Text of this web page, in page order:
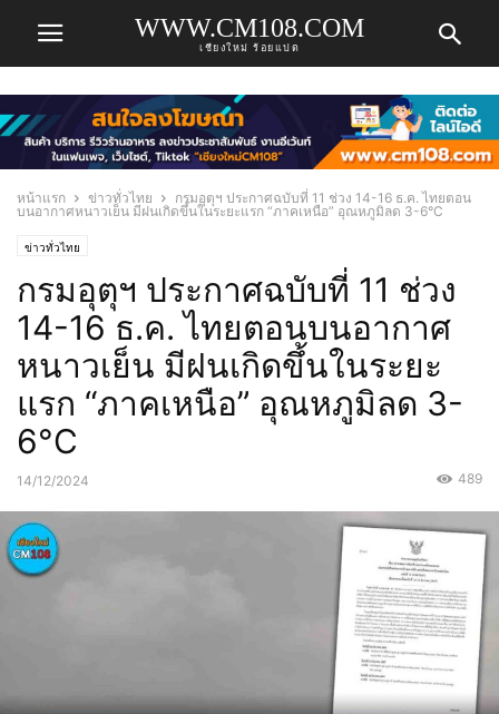
WWW.CM108.COM
เชียงใหม่ ร้อยแปด
หน้าแรก ข่าวทั่วไทย
กรมอุตุฯ ประกาศฉบับที่ 11 ช่วง 14-16 ธ.ค. ไทยตอน
บนอากาศหนาวเย็น มีฝนเกิดขึ้นในระยะแรก “ภาคเหนือ” อุณหภูมิลด 3-6°C
ข่าวทั่วไทย
กรมอุตุฯ ประกาศฉบับที่ 11 ช่วง
14-16 ธ.ค. ไทยตอนบนอากาศ
หนาวเย็น มีฝนเกิดขึ้นในระยะ
แรก “ภาคเหนือ” อุณหภูมิลด 3-
6°C
14/12/2024 489